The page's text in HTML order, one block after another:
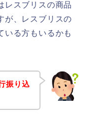
レスブリスの商品
が、レスブリスの
いる方もいるかも
振り込